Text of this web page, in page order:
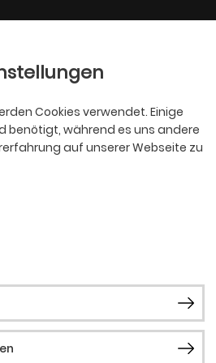
Cookies verwendet. Einige
benötigt, während es uns andere
auf unserer Webseite zu
ist das 17.
Bürgerinnen und
unter Federführung der
für verschiedene Stücke